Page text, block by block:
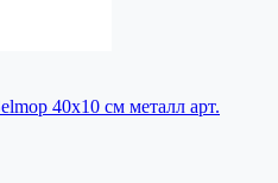
40х10 см металл арт.